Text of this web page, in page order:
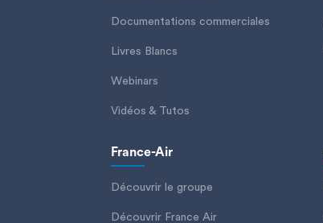
Documentations commerciales
Livres Blancs
Webinars
Vidéos & Tutos
France-Air
Découvrir le groupe
Découvrir France Air